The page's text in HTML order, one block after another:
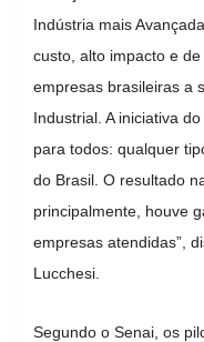
Indústria mais
custo, alto impacto e
empresas brasileiras a
Industrial. A iniciativa
para todos: qualquer
do Brasil. O resultado
principalmente, houve
empresas atendidas”,
Lucchesi.
Segundo o Senai, os